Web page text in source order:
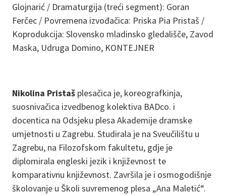
Glojnarić / Dramaturgija (treći segment): Goran
Ferčec / Povremena izvođačica: Priska Pia Pristaš /
Koprodukcija: Slovensko mladinsko gledališče, Zavod
Maska, Udruga Domino, KONTEJNER
Nikolina Pristaš plesačica je, koreografkinja,
suosnivačica izvedbenog kolektiva BADco. i
docentica na Odsjeku plesa Akademije dramske
umjetnosti u Zagrebu. Studirala je na Sveučilištu u
Zagrebu, na Filozofskom fakultetu, gdje je
diplomirala engleski jezik i književnost te
komparativnu književnost. Završila je i osmogodišnje
školovanje u Školi suvremenog plesa „Ana Maletić“.